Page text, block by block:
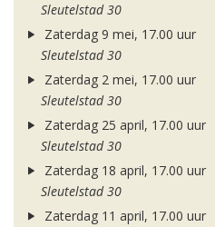
Sleutelstad 30
Zaterdag 9 mei, 17.00 uur
Sleutelstad 30
Zaterdag 2 mei, 17.00 uur
Sleutelstad 30
Zaterdag 25 april, 17.00 uur
Sleutelstad 30
Zaterdag 18 april, 17.00 uur
Sleutelstad 30
Zaterdag 11 april, 17.00 uur